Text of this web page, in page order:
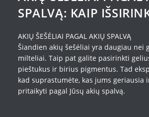
SPALVĄ: KAIP
AKIŲ ŠEŠĖLIAI PAGAL AKIŲ SPALVĄ
Šiandien akių šešėliai yra daugiau nei
milteliai. Taip pat galite pasirinkti
pieštukus ir birius pigmentus. Tad
kad suprastumėte, kas jums geriausia
pritaikyti pagal Jūsų akių spalvą.